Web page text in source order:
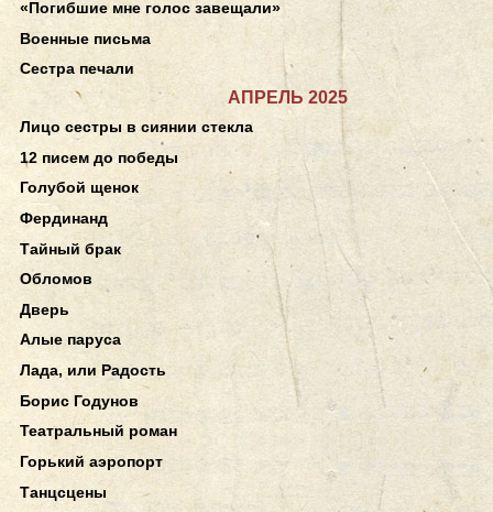
«Погибшие мне голос завещали»
Военные письма
Сестра печали
АПРЕЛЬ 2025
Лицо сестры в сиянии стекла
12 писем до победы
Голубой щенок
Фердинанд
Тайный брак
Обломов
Дверь
Алые паруса
Лада, или Радость
Борис Годунов
Театральный роман
Горький аэропорт
Танцсцены